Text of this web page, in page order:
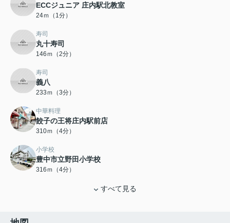
ECCジュニア 庄内駅北教室
24ｍ（1分）
寿司
丸十寿司
146ｍ（2分）
寿司
義八
233ｍ（3分）
中華料理
餃子の王将庄内駅前店
310ｍ（4分）
小学校
豊中市立野田小学校
316ｍ（4分）
すべて見る